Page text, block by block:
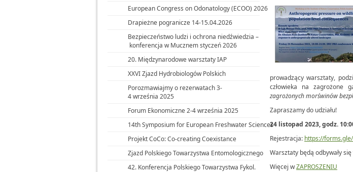
European Congress on Odonatology (ECOO) 2026
Drapieżne pogranicze 14-15.04.2026
Bezpieczeństwo ludzi i ochrona niedźwiedzia –
konferencja w Mucznem styczeń 2026
20. Międzynarodowe warsztaty IAP
XXVI Zjazd Hydrobiologów Polskich
Porozmawiajmy o rezerwatach 3-
4 września 2025
Forum Ekonomiczne 2-4 września 2025
14th Symposium for European Freshwater Sciences
Projekt CoCo: Co-creating Coexistance
Zjazd Polskiego Towarzystwa Entomologicznego
42. Konferencja Polskiego Towarzystwa Fykol.
prowadzący warsztaty,
człowieka na zagrożone
zagrożonych morświnów
Zapraszamy do udziału!
24 listopad 2023, godz.
Rejestracja: https://
Warsztaty będą odbywały
Więcej wZAPROSZENIU